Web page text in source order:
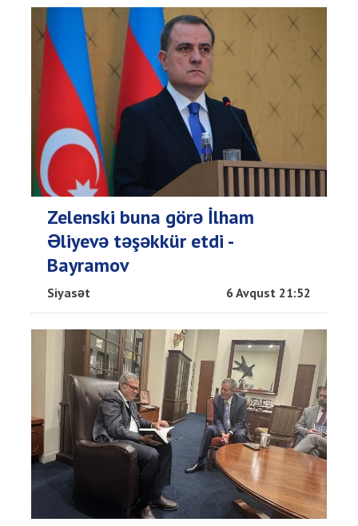
Zelenski buna görə İlham
Əliyevə təşəkkür etdi -
Bayramov
Siyasət 6 Avqust 21:52